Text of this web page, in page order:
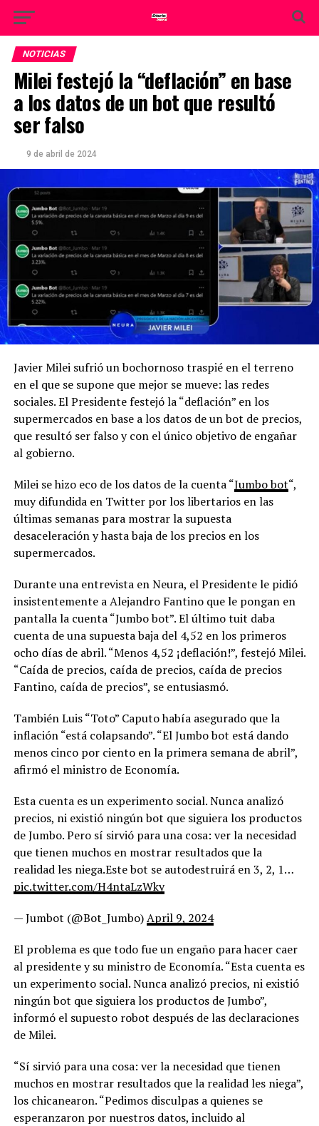
NOTICIAS
Milei festejó la “deflación” en base
a los datos de un bot que resultó
ser falso
9 de abril de 2024
Javier Milei sufrió un bochornoso traspié en el terreno
en el que se supone que mejor se mueve: las redes
sociales. El Presidente festejó la “deflación” en los
supermercados en base a los datos de un bot de precios,
que resultó ser falso y con el único objetivo de engañar
al gobierno.
Milei se hizo eco de los datos de la cuenta “Jumbo bot“,
muy difundida en Twitter por los libertarios en las
últimas semanas para mostrar la supuesta
desaceleración y hasta baja de los precios en los
supermercados.
Durante una entrevista en Neura, el Presidente le pidió
insistentemente a Alejandro Fantino que le pongan en
pantalla la cuenta “Jumbo bot”. El último tuit daba
cuenta de una supuesta baja del 4,52 en los primeros
ocho días de abril. “Menos 4,52 ¡deflación!”, festejó Milei.
“Caída de precios, caída de precios, caída de precios
Fantino, caída de precios”, se entusiasmó.
También Luis “Toto” Caputo había asegurado que la
inflación “está colapsando”. “El Jumbo bot está dando
menos cinco por ciento en la primera semana de abril”,
afirmó el ministro de Economía.
Esta cuenta es un experimento social. Nunca analizó
precios, ni existió ningún bot que siguiera los productos
de Jumbo. Pero sí sirvió para una cosa: ver la necesidad
que tienen muchos en mostrar resultados que la
realidad les niega.Este bot se autodestruirá en 3, 2, 1…
pic.twitter.com/H4ntaLzWky
— Jumbot (@Bot_Jumbo)April 9, 2024
El problema es que todo fue un engaño para hacer caer
al presidente y su ministro de Economía. “Esta cuenta es
un experimento social. Nunca analizó precios, ni existió
ningún bot que siguiera los productos de Jumbo”,
informó el supuesto robot después de las declaraciones
de Milei.
“Sí sirvió para una cosa: ver la necesidad que tienen
muchos en mostrar resultados que la realidad les niega”,
los chicanearon. “Pedimos disculpas a quienes se
esperanzaron por nuestros datos, incluido al